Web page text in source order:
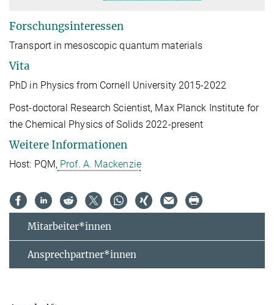
Forschungsinteressen
Transport in mesoscopic quantum materials
Vita
PhD in Physics from Cornell University 2015-2022
Post-doctoral Research Scientist, Max Planck Institute for
the Chemical Physics of Solids 2022-present
Weitere Informationen
Host: PQM, Prof. A. Mackenzie
Mitarbeiter*innen
Ansprechpartner*innen